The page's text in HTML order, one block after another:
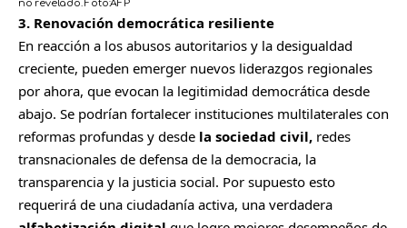
no revelado. Foto:AFP
3. Renovación democrática resiliente
En reacción a los abusos autoritarios y la desigualdad
creciente, pueden emerger nuevos liderazgos regionales
por ahora, que evocan la legitimidad democrática desde
abajo. Se podrían fortalecer instituciones multilaterales con
reformas profundas y desde la sociedad civil, redes
transnacionales de defensa de la democracia, la
transparencia y la justicia social. Por supuesto esto
requerirá de una ciudadanía activa, una verdadera